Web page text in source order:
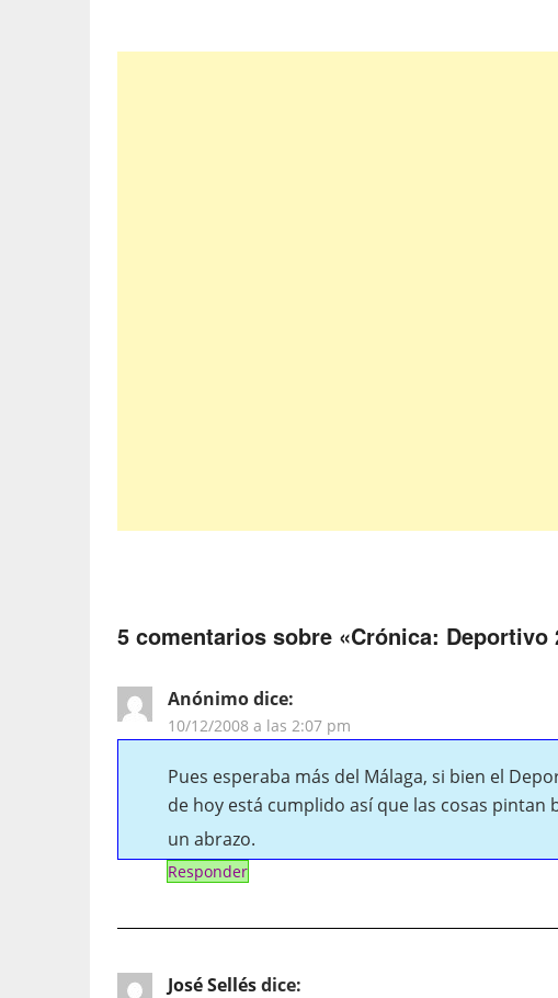
5 comentarios sobre «Crónica: Deportivo
Anónimodice:
10/12/2008 a las 2:07 pm
Pues esperaba más del Málaga, si bien el
de hoy está cumplido así que las cosas
un abrazo.
Responder
José Sellésdice: